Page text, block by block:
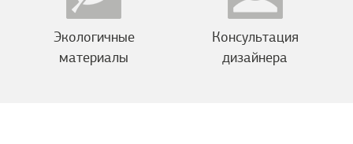
Экологичные
материалы
Консультация
дизайнера